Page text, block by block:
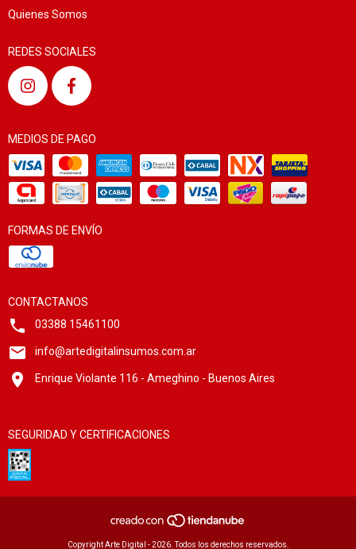
Quienes Somos
REDES SOCIALES
MEDIOS DE PAGO
FORMAS DE ENVÍO
CONTACTANOS
03388 15461100
info@artedigitalinsumos.com.ar
Enrique Violante 116 - Ameghino - Buenos Aires
SEGURIDAD Y CERTIFICACIONES
Copyright Arte Digital - 2026. Todos los derechos reservados.